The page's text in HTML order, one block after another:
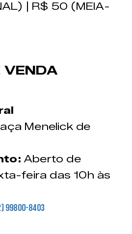
| R$ 50 (MEIA-
VENDA
Menelick de
Aberto de
feira das 10h às
99800-8403